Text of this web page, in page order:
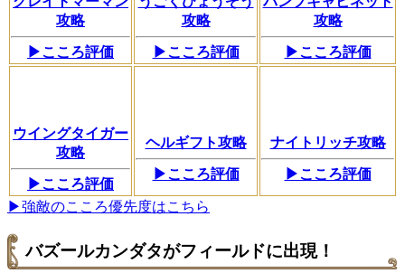
攻略
▶こころ評価
攻略
▶こころ評価
攻略
▶こころ評価
ウイングタイガー
攻略
▶こころ評価
ヘルギフト攻略
▶こころ評価
ナイトリッチ攻略
▶こころ評価
▶強敵のこころ優先度はこちら
バズールカンダタがフィールドに出現！